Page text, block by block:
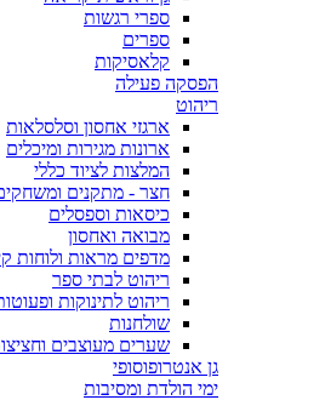
ספרי רגשות
ספרים
קלאסיקות
הפסקה פעילה
ריהוט
ארגזי אחסון וסלסלאות
ארונות מגירות ומיכלים
המלצות לציוד כללי
חצר - מתקנים
כיסאות וספסלים
מבואה ואחסון
מדפים מראות ולוחות
ריהוט לבתי ספר
ריהוט לתינוקות
שולחנות
שערים מעוצבים
גן אנטרופוסופי
ימי הולדת ומסיבות